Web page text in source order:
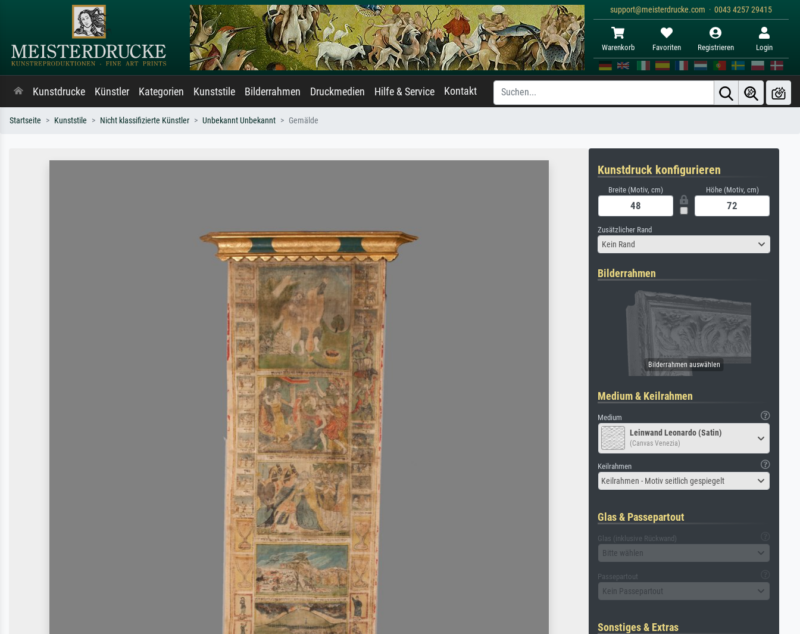
support@meisterdrucke.com · 0043 4257 29415
Warenkorb Favoriten Registrieren Login
Kunstdrucke Künstler Kategorien Kunststile Bilderrahmen Druckmedien Hilfe & Service Kontakt
Startseite Kunststile Nicht klassifizierte Künstler Unbekannt Unbekannt Gemälde
Kunstdruck konfigurieren
Breite (Motiv, cm) Höhe (Motiv, cm)
Zusätzlicher Rand
Kein Rand
Bilderrahmen
Medium & Keilrahmen
Medium
Leinwand Leonardo (Satin)
(Canvas Venezia)
Keilrahmen
Keilrahmen - Motiv seitlich gespiegelt
Glas & Passepartout
Glas (inklusive Rückwand)
Bitte wählen
Passepartout
Kein Passepartout
Sonstiges & Extras